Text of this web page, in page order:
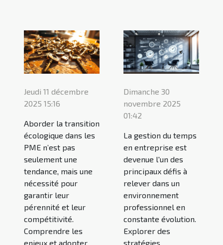
Jeudi 11 décembre
2025 15:16
Aborder la transition
écologique dans les
PME n’est pas
seulement une
tendance, mais une
nécessité pour
garantir leur
pérennité et leur
compétitivité.
Comprendre les
enjeux et adopter
Dimanche 30
novembre 2025
01:42
La gestion du temps
en entreprise est
devenue l'un des
principaux défis à
relever dans un
environnement
professionnel en
constante évolution.
Explorer des
stratégies